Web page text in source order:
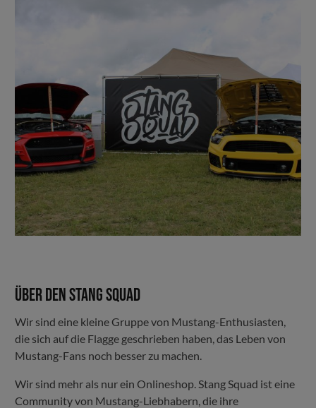
Über den Stang Squad
Wir sind eine kleine Gruppe von Mustang-Enthusiasten,
die sich auf die Flagge geschrieben haben, das Leben von
Mustang-Fans noch besser zu machen.
Wir sind mehr als nur ein Onlineshop. Stang Squad ist eine
Community von Mustang-Liebhabern, die ihre